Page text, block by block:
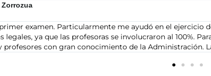
calidad de los profesores y la metodología utilizada
y muy cercanos. Perfecto para oposiciones a